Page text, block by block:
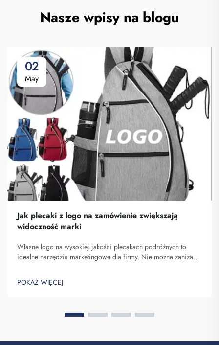
Nasze wpisy na blogu
02
May
Jak plecaki z logo na zamówienie zwiększają
widoczność marki
Własne logo na wysokiej jakości plecakach podróżnych to
idealne narzędzia marketingowe dla firmy. Nie można zaniżać
oczami wielu osób. Za każdym razem, gdy osoba niosąca Twój
plecak na plecach...
POKAŻ WIĘCEJ